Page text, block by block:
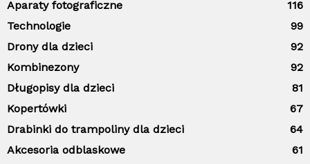
Aparaty fotograficzne
116
Technologie
99
Drony dla dzieci
92
Kombinezony
92
Długopisy dla dzieci
81
Kopertówki
67
Drabinki do trampoliny dla dzieci
64
Akcesoria odblaskowe
61